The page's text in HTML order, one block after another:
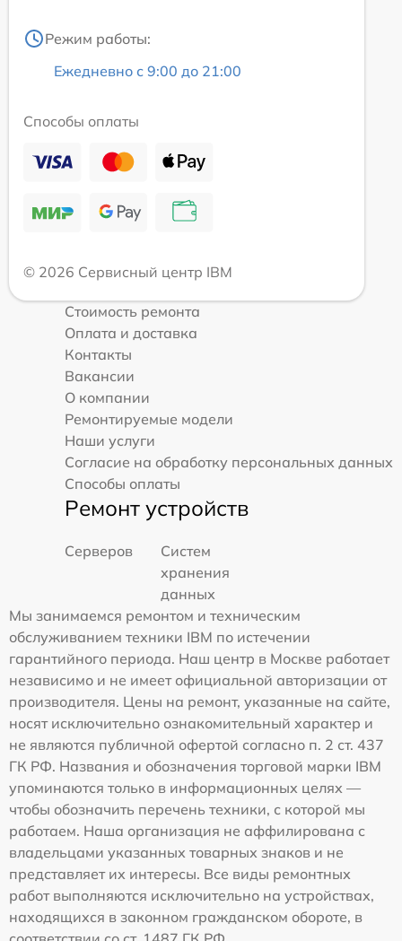
Режим работы:
Ежедневно с 9:00 до 21:00
Способы оплаты
© 2026 Сервисный центр IBM
Стоимость ремонта
Оплата и доставка
Контакты
Вакансии
О компании
Ремонтируемые модели
Наши услуги
Согласие на обработку персональных данных
Способы оплаты
Ремонт устройств
Серверов
Систем
хранения
данных
Мы занимаемся ремонтом и техническим
обслуживанием техники IBM по истечении
гарантийного периода. Наш центр в Москве работает
независимо и не имеет официальной авторизации от
производителя. Цены на ремонт, указанные на сайте,
носят исключительно ознакомительный характер и
не являются публичной офертой согласно п. 2 ст. 437
ГК РФ. Названия и обозначения торговой марки IBM
упоминаются только в информационных целях —
чтобы обозначить перечень техники, с которой мы
работаем. Наша организация не аффилирована с
владельцами указанных товарных знаков и не
представляет их интересы. Все виды ремонтных
работ выполняются исключительно на устройствах,
находящихся в законном гражданском обороте, в